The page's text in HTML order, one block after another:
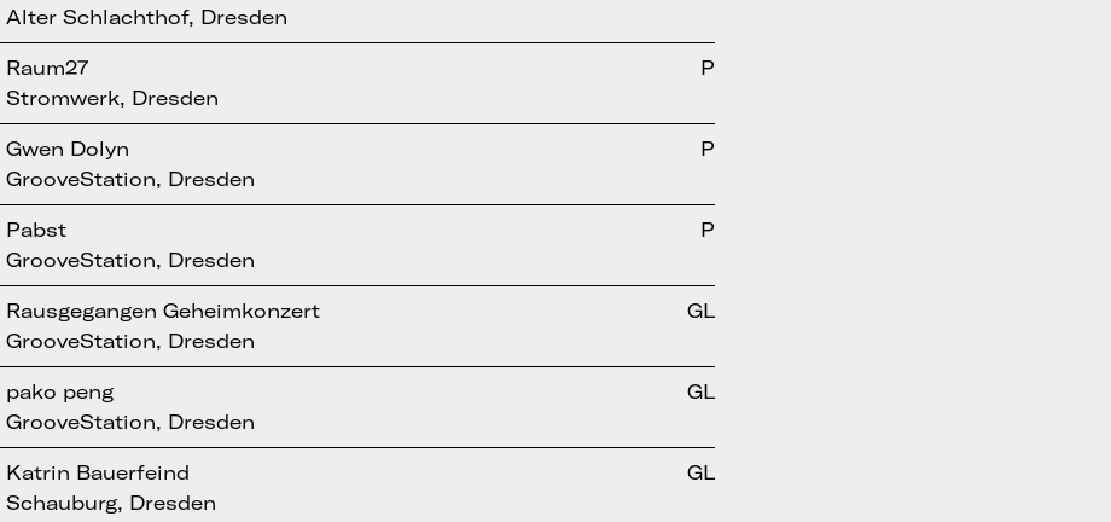
Alter Schlachthof, Dresden
Raum27
Stromwerk, Dresden
P
Gwen Dolyn
GrooveStation, Dresden
P
Pabst
GrooveStation, Dresden
P
Rausgegangen Geheimkonzert
GrooveStation, Dresden
GL
pako peng
GrooveStation, Dresden
GL
Katrin Bauerfeind
Schauburg, Dresden
GL